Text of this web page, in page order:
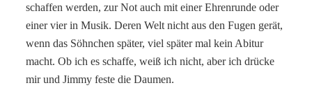
schaffen werden, zur Not auch mit einer Ehrenrunde oder
einer vier in Musik. Deren Welt nicht aus den Fugen gerät,
wenn das Söhnchen später, viel später mal kein Abitur
macht. Ob ich es schaffe, weiß ich nicht, aber ich drücke
mir und Jimmy feste die Daumen.